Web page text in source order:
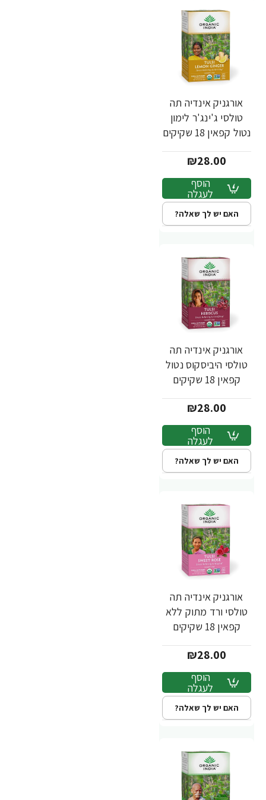
אורגניק אינדיה תה
טולסי ג'ינג'ר לימון
נטול קפאין 18 שקיקים
Organic India
₪28.00
הוסף
לעגלה
האם יש לך שאלה?
אורגניק אינדיה תה
טולסי היביסקוס נטול
קפאין 18 שקיקים
Organic India
₪28.00
הוסף
לעגלה
האם יש לך שאלה?
אורגניק אינדיה תה
טולסי ורד מתוק ללא
קפאין 18 שקיקים
Organic India
₪28.00
הוסף
לעגלה
האם יש לך שאלה?